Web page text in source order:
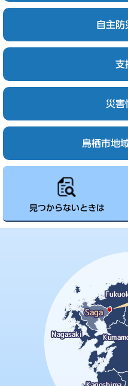
自主防
支
災害
鳥栖市地
見つからないときは